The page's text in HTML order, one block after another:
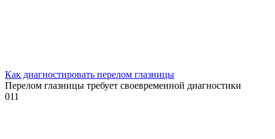
Как диагностировать перелом глазницы
Перелом глазницы требует своевременной диагностики
011